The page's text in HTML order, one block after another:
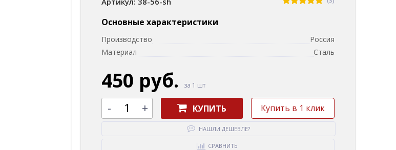
Основные характеристики
Производство
Россия
Материал
Сталь
450 руб. за 1 шт
- + КУПИТЬ Купить в 1 клик
НАШЛИ ДЕШЕВЛЕ?
СРАВНИТЬ